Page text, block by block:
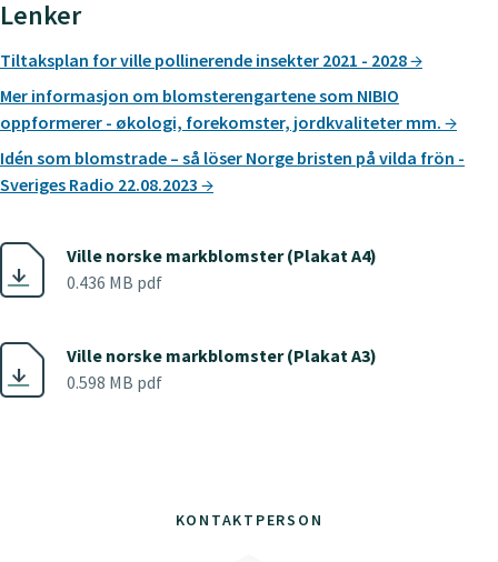
KONTAKTPERSON
Lenker
Tiltaksplan for ville pollinerende insekter 2021 - 2028
Mer informasjon om blomsterengartene som NIBIO
oppformerer - økologi, forekomster, jordkvaliteter mm.
Idén som blomstrade – så löser Norge bristen på vilda frön -
Sveriges Radio 22.08.2023
Ville norske markblomster (Plakat A4)
0.436 MB pdf
Ville norske markblomster (Plakat A3)
0.598 MB pdf